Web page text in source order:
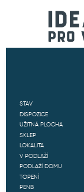
STAV
DISPOZICE
UŽITNÁ PLOCHA
SKLEP
LOKALITA
V PODLAŽÍ
PODLAŽÍ DOMU
TOPENÍ
PENB